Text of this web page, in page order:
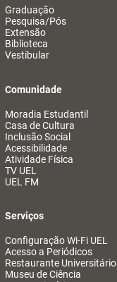
Graduação
Pesquisa/Pós
Extensão
Biblioteca
Vestibular
Comunidade
Moradia Estudantil
Casa de Cultura
Inclusão Social
Acessibilidade
Atividade Física
TV UEL
UEL FM
Serviços
Configuração Wi-Fi UEL
Acesso a Periódicos
Restaurante Universitário
Museu de Ciência